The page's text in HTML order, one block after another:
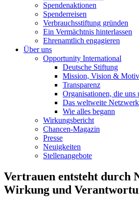
Spendenaktionen
Spenderreisen
Verbrauchsstiftung gründen
Ein Vermächtnis hinterlassen
Ehrenamtlich engagieren
Über uns
Opportunity International
Deutsche Stiftung
Mission, Vision &
Transparenz
Organisationen, die uns
Das weltweite Netzwerk
Wie alles begann
Wirkungsbericht
Chancen-Magazin
Presse
Neuigkeiten
Stellenangebote
Vertrauen entsteht durch
Wirkung und